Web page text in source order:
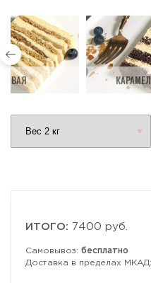
ИТОГО: 7400 руб.
Самовывоз: бесплатно
Доставка в пределах МКАД: